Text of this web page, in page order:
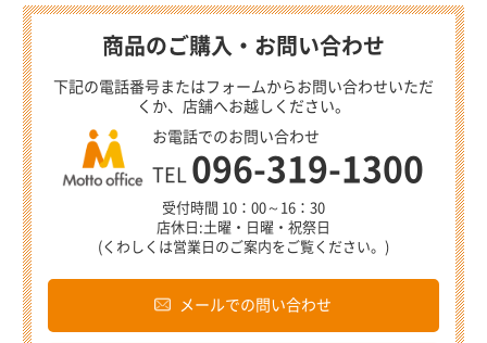
商品のご購入・お問い合わせ
下記の電話番号またはフォームからお問い合わせいただ
くか、店舗へお越しください。
お電話でのお問い合わせ
TEL 096-319-1300
受付時間 10：00～16：30
店休日:土曜・日曜・祝祭日
(くわしくは営業日のご案内をご覧ください。)
メールでの問い合わせ